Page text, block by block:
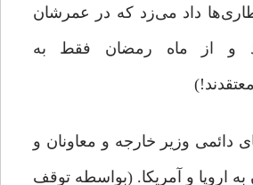
داد می‌زد که در عمرشان
و از ماه رمضان فقط به
دائمی وزیر خارجه و معاونان و
به اروپا و آمریکا. (بواسطه توقف